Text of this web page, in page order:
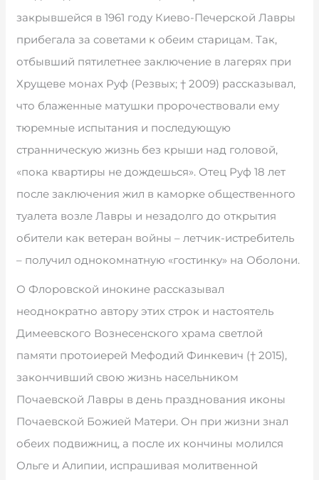
закрывшейся в 1961 году Киево-Печерской Лавры
прибегала за советами к обеим старицам. Так,
отбывший пятилетнее заключение в лагерях при
Хрущеве монах Руф (Резвых; † 2009) рассказывал,
что блаженные матушки пророчествовали ему
тюремные испытания и последующую
странническую жизнь без крыши над головой,
«пока квартиры не дождешься». Отец Руф 18 лет
после заключения жил в каморке общественного
туалета возле Лавры и незадолго до открытия
обители как ветеран войны – летчик-истребитель
– получил однокомнатную «гостинку» на Оболони.
О Флоровской инокине рассказывал
неоднократно автору этих строк и настоятель
Димеевского Вознесенского храма светлой
памяти протоиерей Мефодий Финкевич († 2015),
закончивший свою жизнь насельником
Почаевской Лавры в день празднования иконы
Почаевской Божией Матери. Он при жизни знал
обеих подвижниц, а после их кончины молился
Ольге и Алипии, испрашивая молитвенной